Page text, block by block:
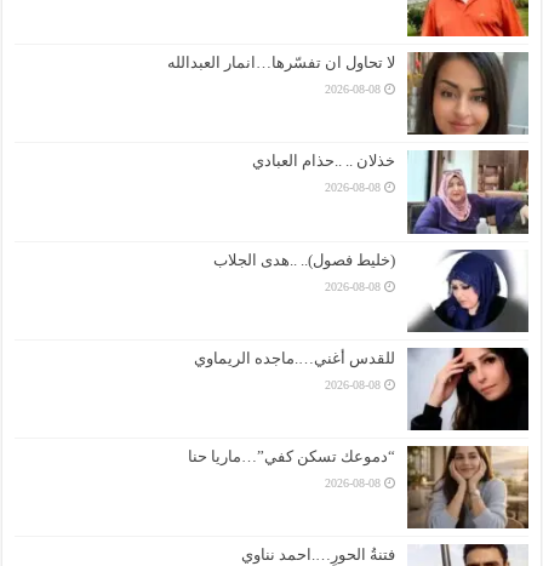
لا تحاول ان تفسّرها…انمار العبدالله
2026-08-08
خذلان .. ..حذام العبادي
2026-08-08
(خليط فصول).. ..هدى الجلاب
2026-08-08
للقدس أغني….ماجده الريماوي
2026-08-08
“دموعك تسكن كفي”…ماريا حنا
2026-08-08
فتنةُ الحورِ….احمد نناوي